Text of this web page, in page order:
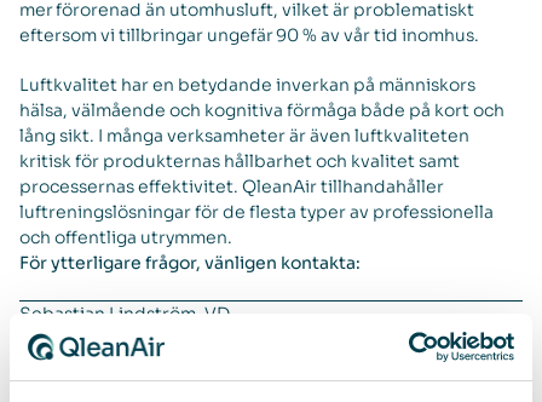
mer förorenad än utomhusluft, vilket är problematiskt
eftersom vi tillbringar ungefär 90 % av vår tid inomhus.
Luftkvalitet har en betydande inverkan på människors
hälsa, välmående och kognitiva förmåga både på kort och
lång sikt. I många verksamheter är även luftkvaliteten
kritisk för produkternas hållbarhet och kvalitet samt
processernas effektivitet. QleanAir tillhandahåller
luftreningslösningar för de flesta typer av professionella
och offentliga utrymmen.
För ytterligare frågor, vänligen kontakta:
Sebastian Lindström, VD
sebastian.lindstrom@qleanair.com
+46 703 08 94 51